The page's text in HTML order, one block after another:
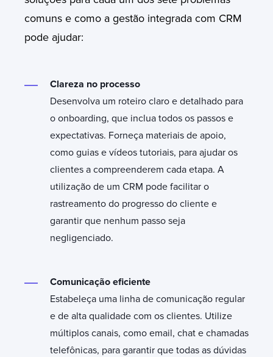
comuns e como a gestão integrada com CRM
pode ajudar:
Clareza no processo
Desenvolva um roteiro claro e detalhado para
o onboarding, que inclua todos os passos e
expectativas. Forneça materiais de apoio,
como guias e vídeos tutoriais, para ajudar os
clientes a compreenderem cada etapa. A
utilização de um CRM pode facilitar o
rastreamento do progresso do cliente e
garantir que nenhum passo seja
negligenciado.
Comunicação eficiente
Estabeleça uma linha de comunicação regular
e de alta qualidade com os clientes. Utilize
múltiplos canais, como email, chat e chamadas
telefônicas, para garantir que todas as dúvidas